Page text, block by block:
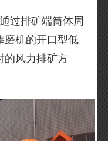
过排矿端筒体周
磨机的开口型低
的风力排矿方